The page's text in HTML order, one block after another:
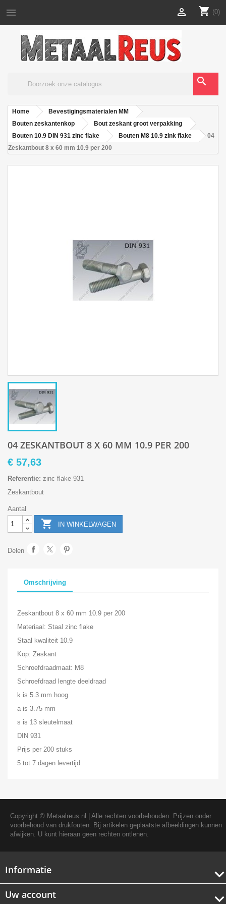
 shopping_cart (0)

search
Home
Bevestigingsmaterialen MM
Bouten zeskantenkop
Bout zeskant groot verpakking
Bouten 10.9 DIN 931 zinc flake
Bouten M8 10.9 zink flake
04
Zeskantbout 8 x 60 mm 10.9 per 200
04 ZESKANTBOUT 8 X 60 MM 10.9 PER 200
€ 57,63
Referentie: zinc flake 931
Zeskantbout
Aantal
 IN WINKELWAGEN
Delen
Omschrijving
Zeskantbout 8 x 60 mm 10.9 per 200
Materiaal: Staal zinc flake
Staal kwaliteit 10.9
Kop: Zeskant
Schroefdraadmaat: M8
Schroefdraad lengte deeldraad
k is 5.3 mm hoog
a is 3.75 mm
s is 13 sleutelmaat
DIN 931
Prijs per 200 stuks
5 tot 7 dagen levertijd
Copyright © Metaalreus.nl
| Alle rechten voorbehouden. Prijzen onder
voorbehoud van drukfouten. Bij artikelen geplaatste afbeeldingen kunnen
afwijken. U kunt hieraan geen rechten ontlenen.
Informatie
Uw account